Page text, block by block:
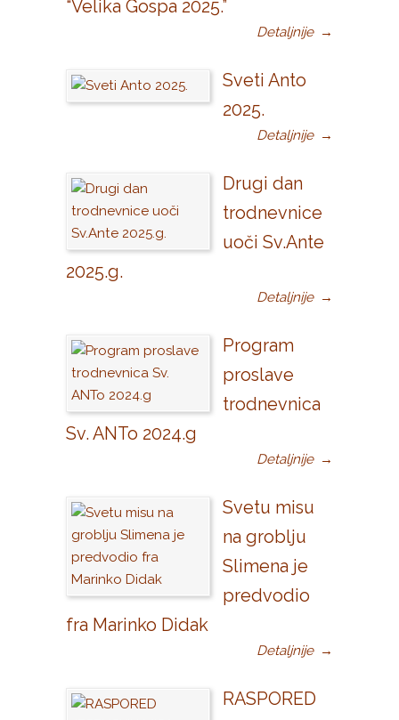
“Velika Gospa 2025.”
Detaljnije →
Sveti Anto
2025.
Detaljnije →
Drugi dan
trodnevnice
uoči Sv.Ante
2025.g.
Detaljnije →
Program
proslave
trodnevnica
Sv. ANTo 2024.g
Detaljnije →
Svetu misu
na groblju
Slimena je
predvodio
fra Marinko Didak
Detaljnije →
RASPORED